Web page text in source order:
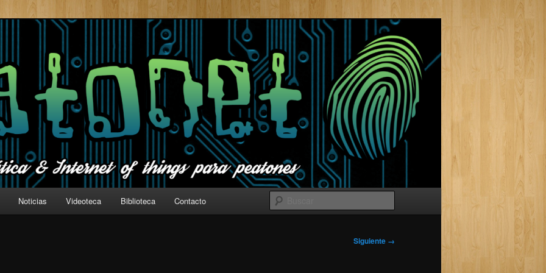
red
things para peatones
Noticias Videoteca Biblioteca Contacto
Siguiente →